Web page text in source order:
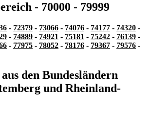
- 70000 - 79999
- 72379 - 73066 - 74076 - 74177 - 74320 -
- 74889 - 74921 - 75181 - 75242 - 76139 -
- 77975 - 78052 - 78176 - 79367 - 79576 -
den Bundesländern
und Rheinland-